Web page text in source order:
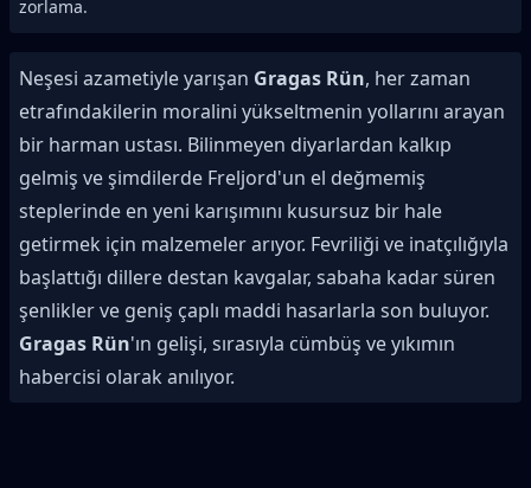
zorlama.
Neşesi azametiyle yarışan Gragas Rün, her zaman
etrafındakilerin moralini yükseltmenin yollarını arayan
bir harman ustası. Bilinmeyen diyarlardan kalkıp
gelmiş ve şimdilerde Freljord'un el değmemiş
steplerinde en yeni karışımını kusursuz bir hale
getirmek için malzemeler arıyor. Fevriliği ve inatçılığıyla
başlattığı dillere destan kavgalar, sabaha kadar süren
şenlikler ve geniş çaplı maddi hasarlarla son buluyor.
Gragas Rün'ın gelişi, sırasıyla cümbüş ve yıkımın
habercisi olarak anılıyor.